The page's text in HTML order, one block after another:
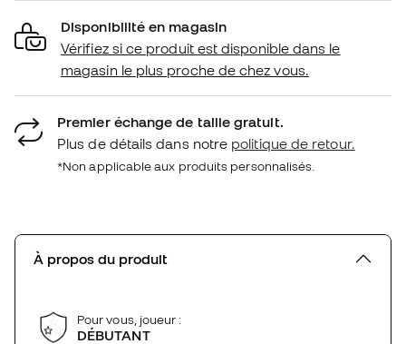
Disponibilité en magasin
Vérifiez si ce produit est disponible dans le
magasin le plus proche de chez vous.
Premier échange de taille gratuit.
Plus de détails dans notre politique de retour.
*Non applicable aux produits personnalisés.
À propos du produit
Pour vous, joueur :
DÉBUTANT